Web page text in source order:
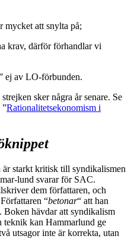
mycket att snylta på;
krav, därför förhandlar vi
ej av LO-förbunden.
sker några år senare. Se
”Rationalitetsekonomism i
starkt kritisk till syndikalismen
lund svarar för SAC.
dem författaren, och
“betonar“ att han
Boken hävdar att syndikalism
teknik kan Hammarlund ge
utsagor inte är korrekta, utan